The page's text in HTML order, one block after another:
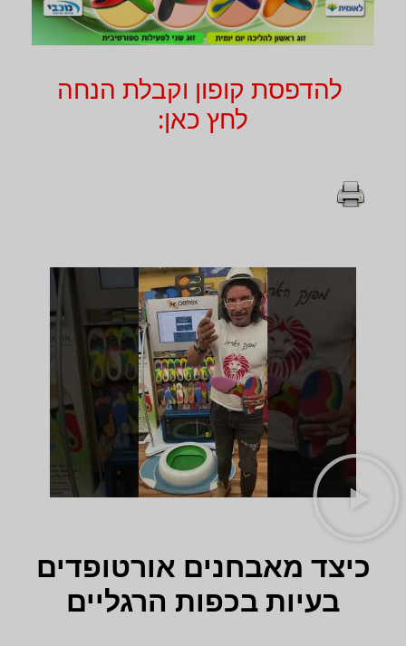
להדפסת קופון וקבלת הנחה
לחץ כאן:
כיצד מאבחנים אורטופדים
בעיות בכפות הרגליים